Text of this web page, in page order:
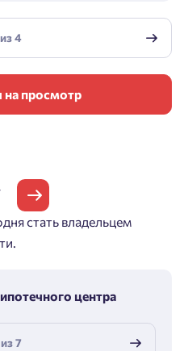
из4
на просмотр
стать владельцем
центра
7